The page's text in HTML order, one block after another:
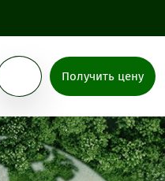
Получить цену